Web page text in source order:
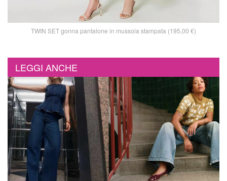
TWIN SET gonna pantalone in mussola stampata (195,00 €)
LEGGI ANCHE